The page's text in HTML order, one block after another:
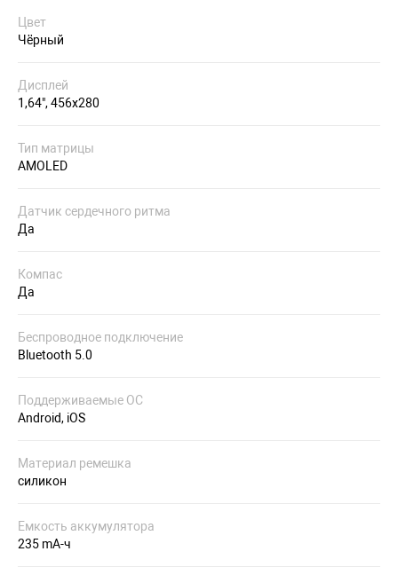
Цвет
Чёрный
Дисплей
1,64", 456x280
Тип матрицы
AMOLED
Датчик сердечного ритма
Да
Компас
Да
Беспроводное подключение
Bluetooth 5.0
Поддерживаемые ОС
Android, iOS
Материал ремешка
силикон
Емкость аккумулятора
235 mA-ч